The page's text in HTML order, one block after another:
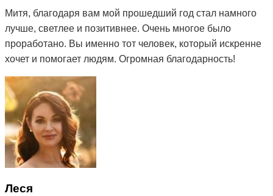
Митя, благодаря вам мой прошедший год стал намного
лучше, светлее и позитивнее. Очень многое было
проработано. Вы именно тот человек, который искренне
хочет и помогает людям. Огромная благодарность!
Леся